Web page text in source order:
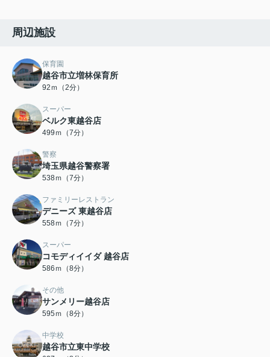
周辺施設
保育園
越谷市立増林保育所
92ｍ（2分）
スーパー
ベルク東越谷店
499ｍ（7分）
警察
埼玉県越谷警察署
538ｍ（7分）
ファミリーレストラン
デニーズ 東越谷店
558ｍ（7分）
スーパー
コモディイイダ 越谷店
586ｍ（8分）
その他
サンメリー越谷店
595ｍ（8分）
中学校
越谷市立東中学校